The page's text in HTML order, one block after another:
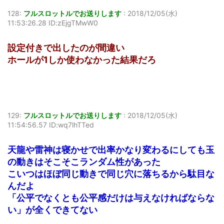
128: フルスロットルでお送りします : 2018/12/05(水)
11:53:26.28 ID:zEjgTMwW0
設定付きで出したのが間違い
ホールが1しか使わなかった結果だろ
129: フルスロットルでお送りします : 2018/12/05(水)
11:54:56.57 ID:wq7lhTTed
天龍や雷神は寝かせで出率かなり変わるにしても玉
の動きはそこそこランダム性があった
こいつはほぼ同じ動きで同じ穴に落ちるから駄目な
んだよ
「公平でなくとも公平感だけは与えなければならな
い」が全くできてない